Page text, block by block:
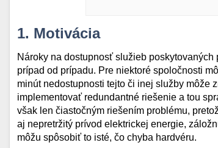
1. Motivácia
Nároky na dostupnosť služieb
prípad od prípadu. Pre niektoré spoločnosti
minút nedostupnosti tejto či inej služby môže
implementovať redundantné riešenie a tou
však len čiastočným riešením problému,
aj nepretržitý prívod elektrickej energie,
môžu spôsobiť to isté, čo chyba hardvéru.